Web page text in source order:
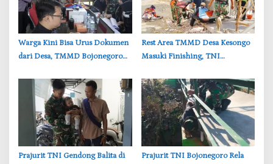
‎Warga Kini Bisa Urus Dokumen
dari Desa, TMMD Bojonegoro
‎Rest Area TMMD Desa Kesongo
Masuki Finishing, TNI
Kokoh dan Nyaman
‎Prajurit TNI Gendong Balita di
‎Prajurit TNI Bojonegoro Rela